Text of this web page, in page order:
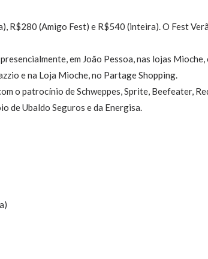
R$280 (Amigo Fest) e R$540 (inteira). O Fest
em João Pessoa, nas lojas Mioche,
e na Loja Mioche, no Partage Shopping.
o patrocínio de Schweppes, Sprite, Beefeater,
de Ubaldo Seguros e da Energisa.